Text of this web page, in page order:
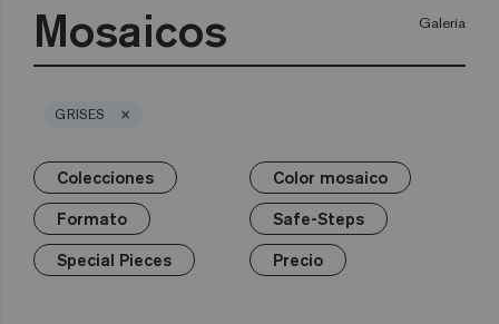
Mosaicos Galería
GRISES ×
Colecciones
Colecciones
Premium
Terrazzo
Color mosaico
Color mosaico
Blancos
Negros
Grises
Azules
Formato
Formato
25mm
50mm
Safe-Steps
Safe-Steps
Anti-slip mosaics
Special Pieces
Special Pieces
Corner
Cove
Precio
Precio
€
€€